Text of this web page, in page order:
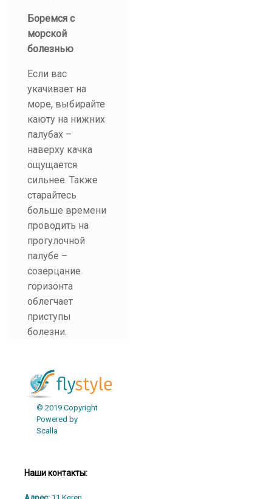
Боремся с
морской
болезнью
Если вас
укачивает на
море, выбирайте
каюту на нижних
палубах –
наверху качка
ощущается
сильнее. Также
старайтесь
больше времени
проводить на
прогулочной
палубе –
созерцание
горизонта
облегчает
приступы
болезни.
© 2019 Copyright
Powered by
Scalla
Наши контакты: